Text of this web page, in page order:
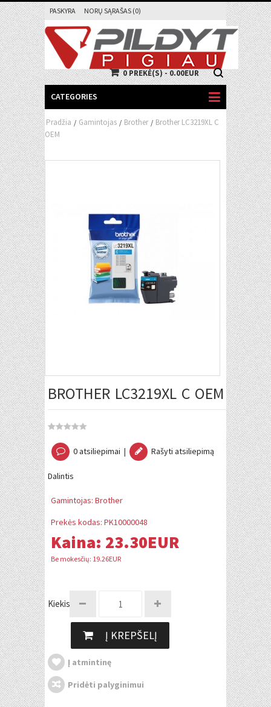
PASKYRA NORŲ SĄRAŠAS (0)
0 PREKĖ(S) - 0.00EUR
CATEGORIES
Pradžia / Gamintojas / Brother / Brother LC3219XL C
OEM
BROTHER LC3219XL C OEM
0 atsiliepimai | Rašyti atsiliepimą
Dalintis
Gamintojas: Brother
Prekės kodas: PK10000048
Kaina: 23.30EUR
Be mokesčių: 19.26EUR
Kiekis:
Į KREPŠELĮ
Į atmintinę
Pridėti palyginimui